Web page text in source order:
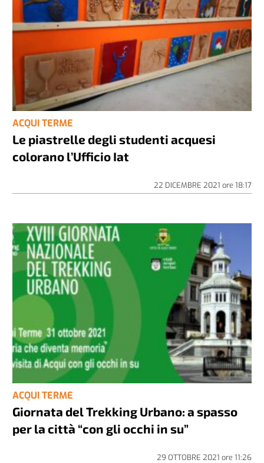
ACQUI TERME
Le piastrelle degli studenti acquesi
colorano l’Ufficio Iat
22 DICEMBRE 2021 ore 18:17
ACQUI TERME
Giornata del Trekking Urbano: a spasso
per la città “con gli occhi in su”
29 OTTOBRE 2021 ore 11:26